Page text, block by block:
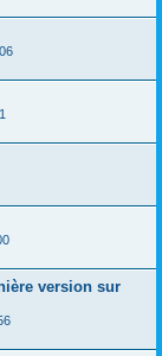
version sur